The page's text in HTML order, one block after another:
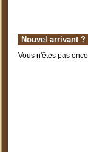
Nouvel arrivant ?
Vous n'êtes pas